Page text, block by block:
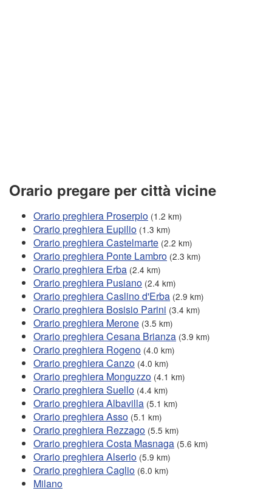
Orario pregare per città vicine
Orario preghiera Proserpio (1.2 km)
Orario preghiera Eupilio (1.3 km)
Orario preghiera Castelmarte (2.2 km)
Orario preghiera Ponte Lambro (2.3 km)
Orario preghiera Erba (2.4 km)
Orario preghiera Pusiano (2.4 km)
Orario preghiera Caslino d'Erba (2.9 km)
Orario preghiera Bosisio Parini (3.4 km)
Orario preghiera Merone (3.5 km)
Orario preghiera Cesana Brianza (3.9 km)
Orario preghiera Rogeno (4.0 km)
Orario preghiera Canzo (4.0 km)
Orario preghiera Monguzzo (4.1 km)
Orario preghiera Suello (4.4 km)
Orario preghiera Albavilla (5.1 km)
Orario preghiera Asso (5.1 km)
Orario preghiera Rezzago (5.5 km)
Orario preghiera Costa Masnaga (5.6 km)
Orario preghiera Alserio (5.9 km)
Orario preghiera Caglio (6.0 km)
Milano